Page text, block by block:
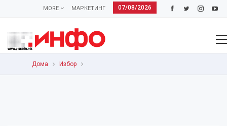
07/08/2026
МАРКЕТИНГ
MORE
Дома Избор